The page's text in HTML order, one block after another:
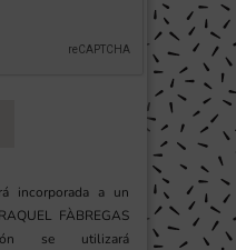
incorporada a un
FÀBREGAS
se utilizará